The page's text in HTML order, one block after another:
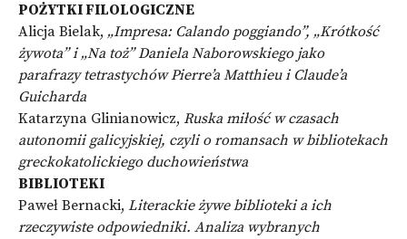
POŻYTKI FILOLOGICZNE
Alicja Bielak, „Impresa: Calando poggiando”, „Krótkość
żywota” i „Na toż” Daniela Naborowskiego jako
parafrazy tetrastychów Pierre’a Matthieu i Claude’a
Guicharda
Katarzyna Glinianowicz, Ruska miłość w czasach
autonomii galicyjskiej, czyli o romansach w bibliotekach
greckokatolickiego duchowieństwa
BIBLIOTEKI
Paweł Bernacki, Literackie żywe biblioteki a ich
rzeczywiste odpowiedniki. Analiza wybranych